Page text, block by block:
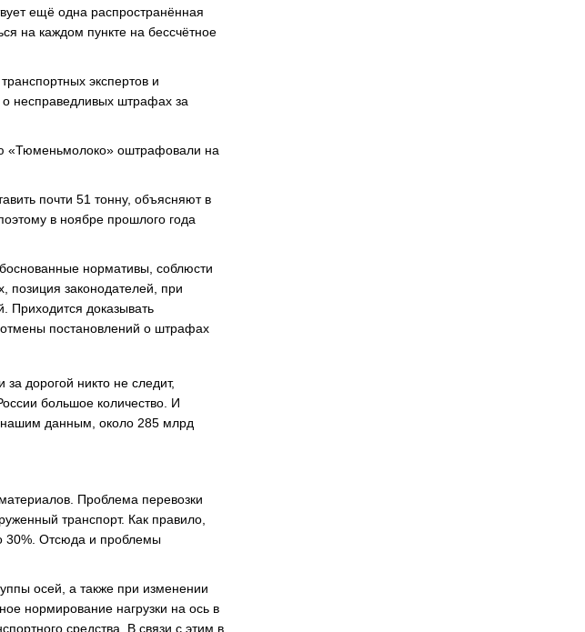
ещё одна распространённая
на каждом пункте на бессчётное
экспертов и
несправедливых штрафах за
«Тюменьмолоко» оштрафовали на
почти 51 тонну, объясняют в
в ноябре прошлого года
нормативы, соблюсти
позиция законодателей, при
Приходится доказывать
отмены постановлений о штрафах
дорогой никто не следит,
большое количество. И
данным, около 285 млрд
Проблема перевозки
транспорт. Как правило,
30%. Отсюда и проблемы
осей, а также при изменении
нормирование нагрузки на ось в
средства. В связи с этим в